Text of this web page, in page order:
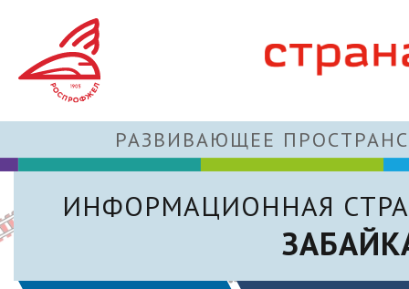
РАЗВИВАЮЩЕЕ
ИНФОРМАЦИОННАЯ